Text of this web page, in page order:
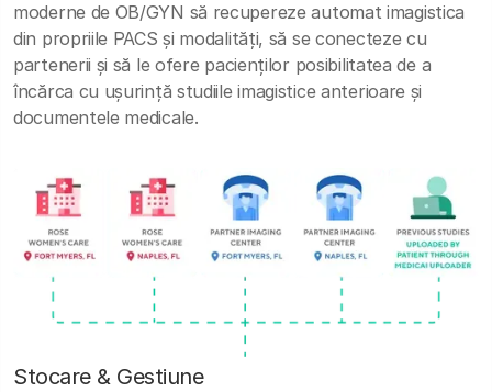
moderne de OB/GYN să recupereze automat imagistica
din propriile PACS și modalități, să se conecteze cu
partenerii și să le ofere pacienților posibilitatea de a
încărca cu ușurință studiile imagistice anterioare și
documentele medicale.
Stocare & Gestiune